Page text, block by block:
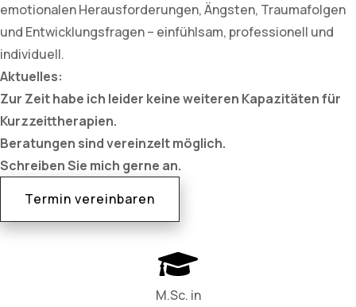
emotionalen Herausforderungen, Ängsten, Traumafolgen
und Entwicklungsfragen – einfühlsam, professionell und
individuell.
Aktuelles:
Zur Zeit habe ich leider keine weiteren Kapazitäten für
Kurzzeittherapien.
Beratungen sind vereinzelt möglich.
Schreiben Sie mich gerne an.
Termin vereinbaren
M.Sc. in